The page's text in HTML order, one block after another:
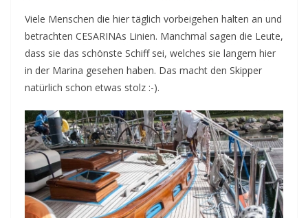
Viele Menschen die hier täglich vorbeigehen halten an und
betrachten CESARINAs Linien. Manchmal sagen die Leute,
dass sie das schönste Schiff sei, welches sie langem hier
in der Marina gesehen haben. Das macht den Skipper
natürlich schon etwas stolz :-).